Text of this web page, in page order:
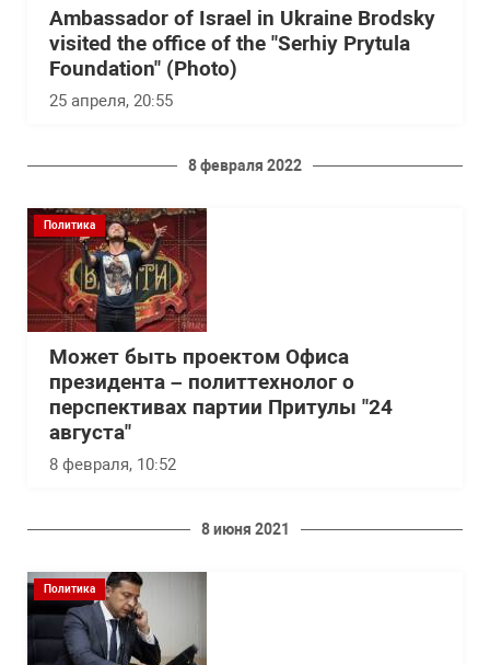
Ambassador of Israel in Ukraine Brodsky
visited the office of the "Serhiy Prytula
Foundation" (Photo)
25 апреля, 20:55
8 февраля 2022
Политика
Может быть проектом Офиса
президента – политтехнолог о
перспективах партии Притулы "24
августа"
8 февраля, 10:52
8 июня 2021
Политика